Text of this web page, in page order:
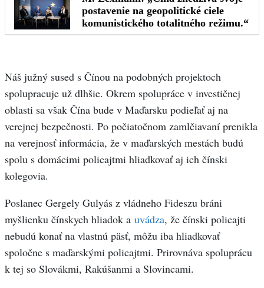
Náš južný sused s Čínou na podobných projektoch
spolupracuje už dlhšie. Okrem spolupráce v investičnej
oblasti sa však Čína bude v Maďarsku podieľať aj na
verejnej bezpečnosti. Po počiatočnom zamlčiavaní prenikla
na verejnosť informácia, že v maďarských mestách budú
spolu s domácimi policajtmi hliadkovať aj ich čínski
kolegovia.
Poslanec Gergely Gulyás z vládneho Fideszu bráni
myšlienku čínskych hliadok a uvádza, že čínski policajti
nebudú konať na vlastnú päsť, môžu iba hliadkovať
spoločne s maďarskými policajtmi. Prirovnáva spoluprácu
k tej so Slovákmi, Rakúšanmi a Slovincami.